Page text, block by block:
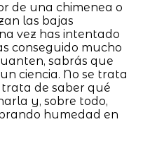
de una chimenea o
las bajas
vez has intentado
conseguido mucho
sabrás que
ciencia. No se trata
de saber qué
y, sobre todo,
humedad en